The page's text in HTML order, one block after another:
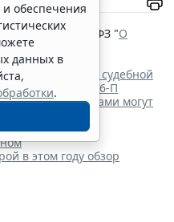
2002 г. № 127-ФЗ "О
"
анализ судебной
КС РФ № 46-П
между гражданами могут
прав
в этом году обзор
обеспечения
данных в
.